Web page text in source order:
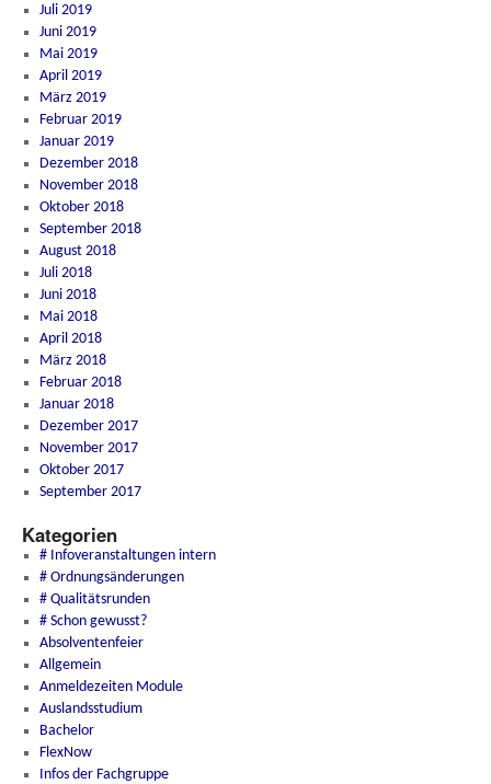
Juli 2019
Juni 2019
Mai 2019
April 2019
März 2019
Februar 2019
Januar 2019
Dezember 2018
November 2018
Oktober 2018
September 2018
August 2018
Juli 2018
Juni 2018
Mai 2018
April 2018
März 2018
Februar 2018
Januar 2018
Dezember 2017
November 2017
Oktober 2017
September 2017
Kategorien
# Infoveranstaltungen intern
# Ordnungsänderungen
# Qualitätsrunden
# Schon gewusst?
Absolventenfeier
Allgemein
Anmeldezeiten Module
Auslandsstudium
Bachelor
FlexNow
Infos der Fachgruppe